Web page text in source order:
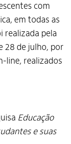
com
em todas as
realizada pela
28 de julho, por
line, realizados
Educação
e suas